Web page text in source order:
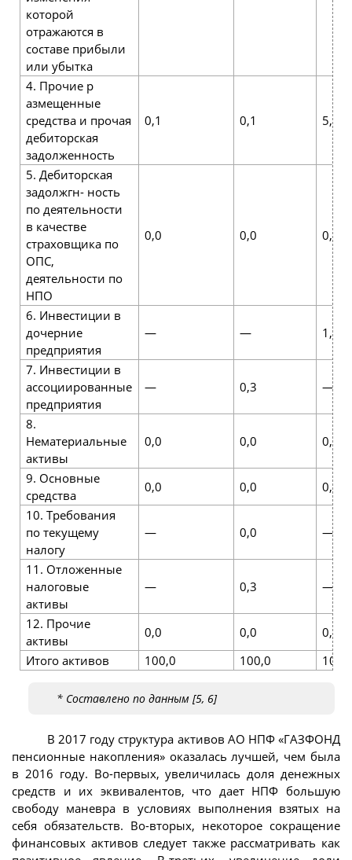
которой
отражаются в
составе прибыли
или убытка
4. Прочие р
азмещенные
средства и прочая
дебиторская
задолженность
0,1 0,1 5,1
5. Дебиторская
задолжгн- ность
по деятельности
в качестве
страховщика по
ОПС,
деятельности по
НПО
0,0 0,0 0,0
6. Инвестиции в
дочерние
предприятия
— — 1,1
7. Инвестиции в
ассоциированные
предприятия
— 0,3 —
8.
Нематериальные
активы
0,0 0,0 0,0
9. Основные
средства
0,0 0,0
0,0
10. Требования
по текущему
налогу
— 0,0 —
11. Отложенные
налоговые
активы
— 0,3 —
12. Прочие
активы
0,0 0,0
0,0
Итого активов
100,0 100,0
* Составлено по данным [5, 6]
В 2017 году структура активов АО НПФ «ГАЗФОНД
пенсионные накопления» оказалась лучшей, чем была
в 2016 году. Во-первых, увеличилась доля денежных
средств и их эквивалентов, что дает НПФ большую
свободу маневра в условиях выполнения взятых на
себя обязательств. Во-вторых, некоторое сокращение
финансовых активов следует также рассматривать как